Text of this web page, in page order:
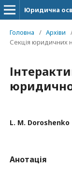
Юридична
Головна / Архіви
Секція юридичних
L. M. Doroshenko
Анотація